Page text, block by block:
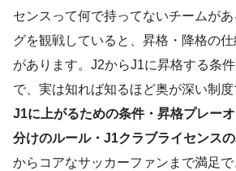
センスって何で持ってないチームが
グを観戦していると、昇格・降格の
があります。J2からJ1に昇格する条
で、実は知れば知るほど奥が深い制
J1に上がるための条件・昇格プレー
分けのルール・J1クラブライセンス
からコアなサッカーファンまで満足